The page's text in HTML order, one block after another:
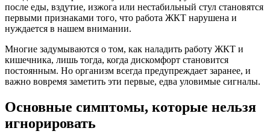
после еды, вздутие, изжога или нестабильный стул становятся
первыми признаками того, что работа ЖКТ нарушена и
нуждается в нашем внимании.
Многие задумываются о том, как наладить работу ЖКТ и
кишечника, лишь тогда, когда дискомфорт становится
постоянным. Но организм всегда предупреждает заранее, и
важно вовремя заметить эти первые, едва уловимые сигналы.
Основные симптомы, которые нельзя
игнорировать